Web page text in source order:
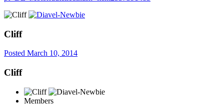
Cliff
Posted March 10, 2014
Cliff
Members